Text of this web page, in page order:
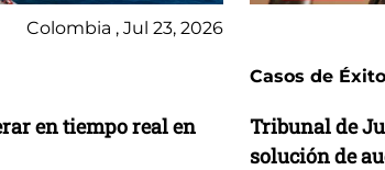
Colombia , Jul 23, 2026
en tiempo real en
Casos de Éxito
Tribunal de
solución de